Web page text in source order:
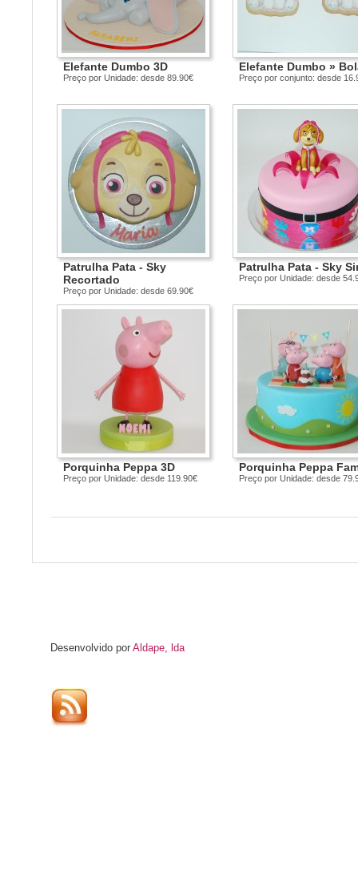
Elefante Dumbo 3D
Preço por Unidade: desde 89.90€
Elefante Dumbo »
Preço por conjunto: desde
Patrulha Pata - Sky
Recortado
Preço por Unidade: desde 69.90€
Patrulha Pata - Sky
Preço por Unidade: desde
Porquinha Peppa 3D
Preço por Unidade: desde 119.90€
Porquinha Peppa
Preço por Unidade: desde
Desenvolvido por Aldape, lda